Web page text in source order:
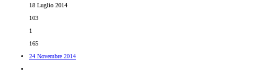
18 Luglio 2014
103
1
165
24 Novembre 2014